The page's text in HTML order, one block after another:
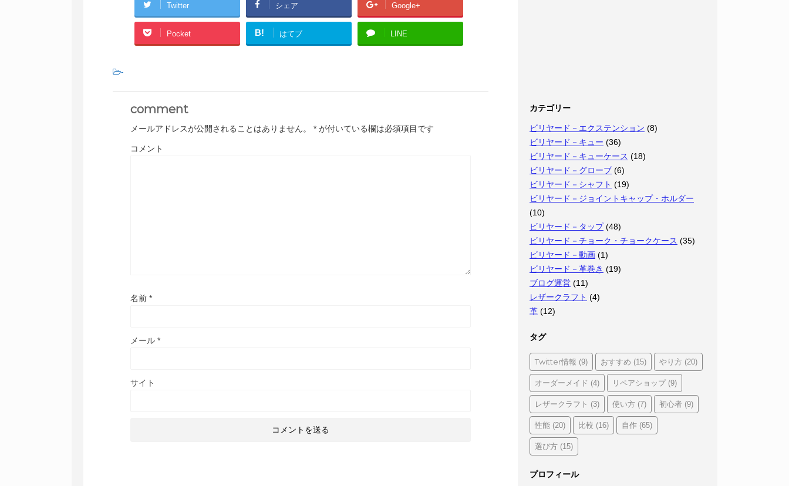
Twitter シェア Google+
Pocket B! はてブ LINE
-
comment
メールアドレスが公開されることはありません。 * が付いている欄は必須項目です
コメント
名前 *
メール *
サイト
カテゴリー
ビリヤード－エクステンション (8)
ビリヤード－キュー (36)
ビリヤード－キューケース (18)
ビリヤード－グローブ (6)
ビリヤード－シャフト (19)
ビリヤード－ジョイントキャップ・ホルダー
(10)
ビリヤード－タップ(48)
ビリヤード－チョーク・チョークケース (35)
ビリヤード－動画 (1)
ビリヤード－革巻き (19)
ブログ運営 (11)
レザークラフト (4)
革 (12)
タグ
Twitter情報 (9) おすすめ (15) やり方 (20)
オーダーメイド (4) リペアショップ(9)
レザークラフト (3) 使い方 (7) 初心者 (9)
性能 (20) 比較 (16) 自作 (65)
選び方 (15)
プロフィール